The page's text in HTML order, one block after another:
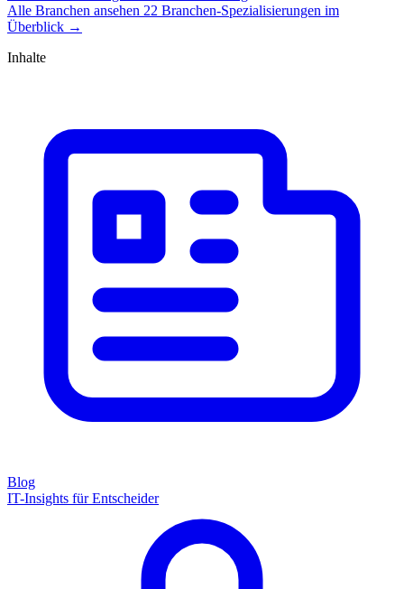
Alle Branchen ansehen 22 Branchen-Spezialisierungen im
Überblick →
Inhalte
Blog
IT-Insights für Entscheider